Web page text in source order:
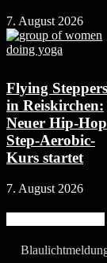
7. August 2026
Flying Steppers
in Reiskirchen:
Neuer Hip-
Step-Aerobic-
Kurs startet
7. August 2026